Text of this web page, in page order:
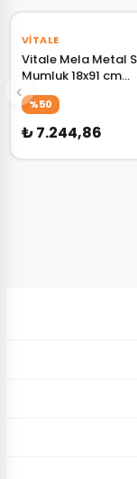
‹
VITALE
Vitale Mela Metal
Mumluk 18x91 cm
AK.DY0031
%50
₺ 7.244,86